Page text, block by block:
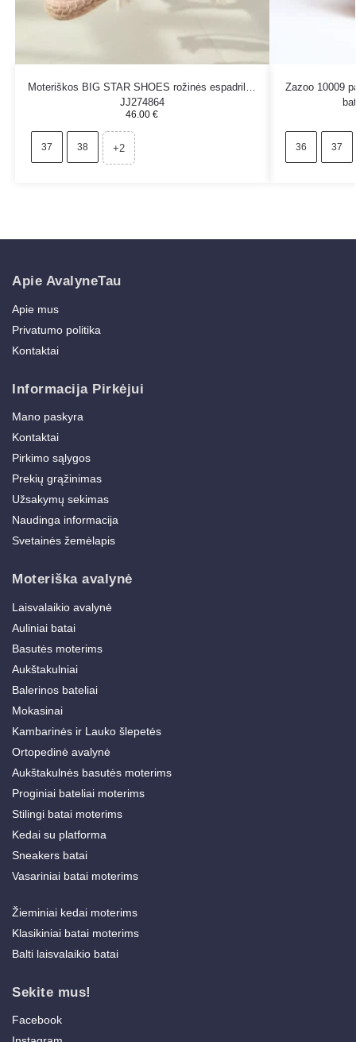
Moteriškos BIG STAR SHOES rožinės espadrilės
JJ274864
46.00€
37 38 +2
Zazoo 10009
36 37
Apie AvalyneTau
Apie mus
Privatumo politika
Kontaktai
Informacija Pirkėjui
Mano paskyra
Kontaktai
Pirkimo sąlygos
Prekių grąžinimas
Užsakymų sekimas
Naudinga informacija
Svetainės žemėlapis
Moteriška avalynė
Laisvalaikio avalynė
Auliniai batai
Basutės moterims
Aukštakulniai
Balerinos bateliai
Mokasinai
Kambarinės ir Lauko šlepetės
Ortopedinė avalynė
Aukštakulnės basutės moterims
Proginiai bateliai moterims
Stilingi batai moterims
Kedai su platforma
Sneakers batai
Vasariniai batai moterims
Žieminiai kedai moterims
Klasikiniai batai moterims
Balti laisvalaikio batai
Sekite mus!
Facebook